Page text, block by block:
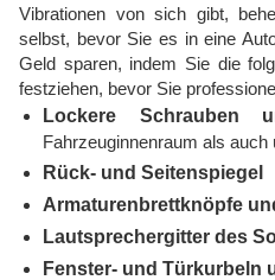
Vibrationen von sich gibt,
selbst, bevor Sie es in eine
Geld sparen, indem Sie die
festziehen, bevor Sie
Lockere Schrauben
Fahrzeuginnenraum als
Rück- und Seitenspiegel
Armaturenbrettknöpfe
Lautsprechergitter des
Fenster- und Türkurbeln